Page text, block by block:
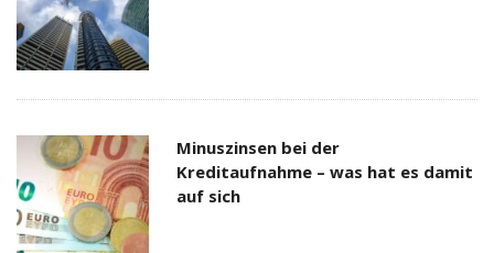
Minuszinsen bei der
Kreditaufnahme – was hat es damit
auf sich